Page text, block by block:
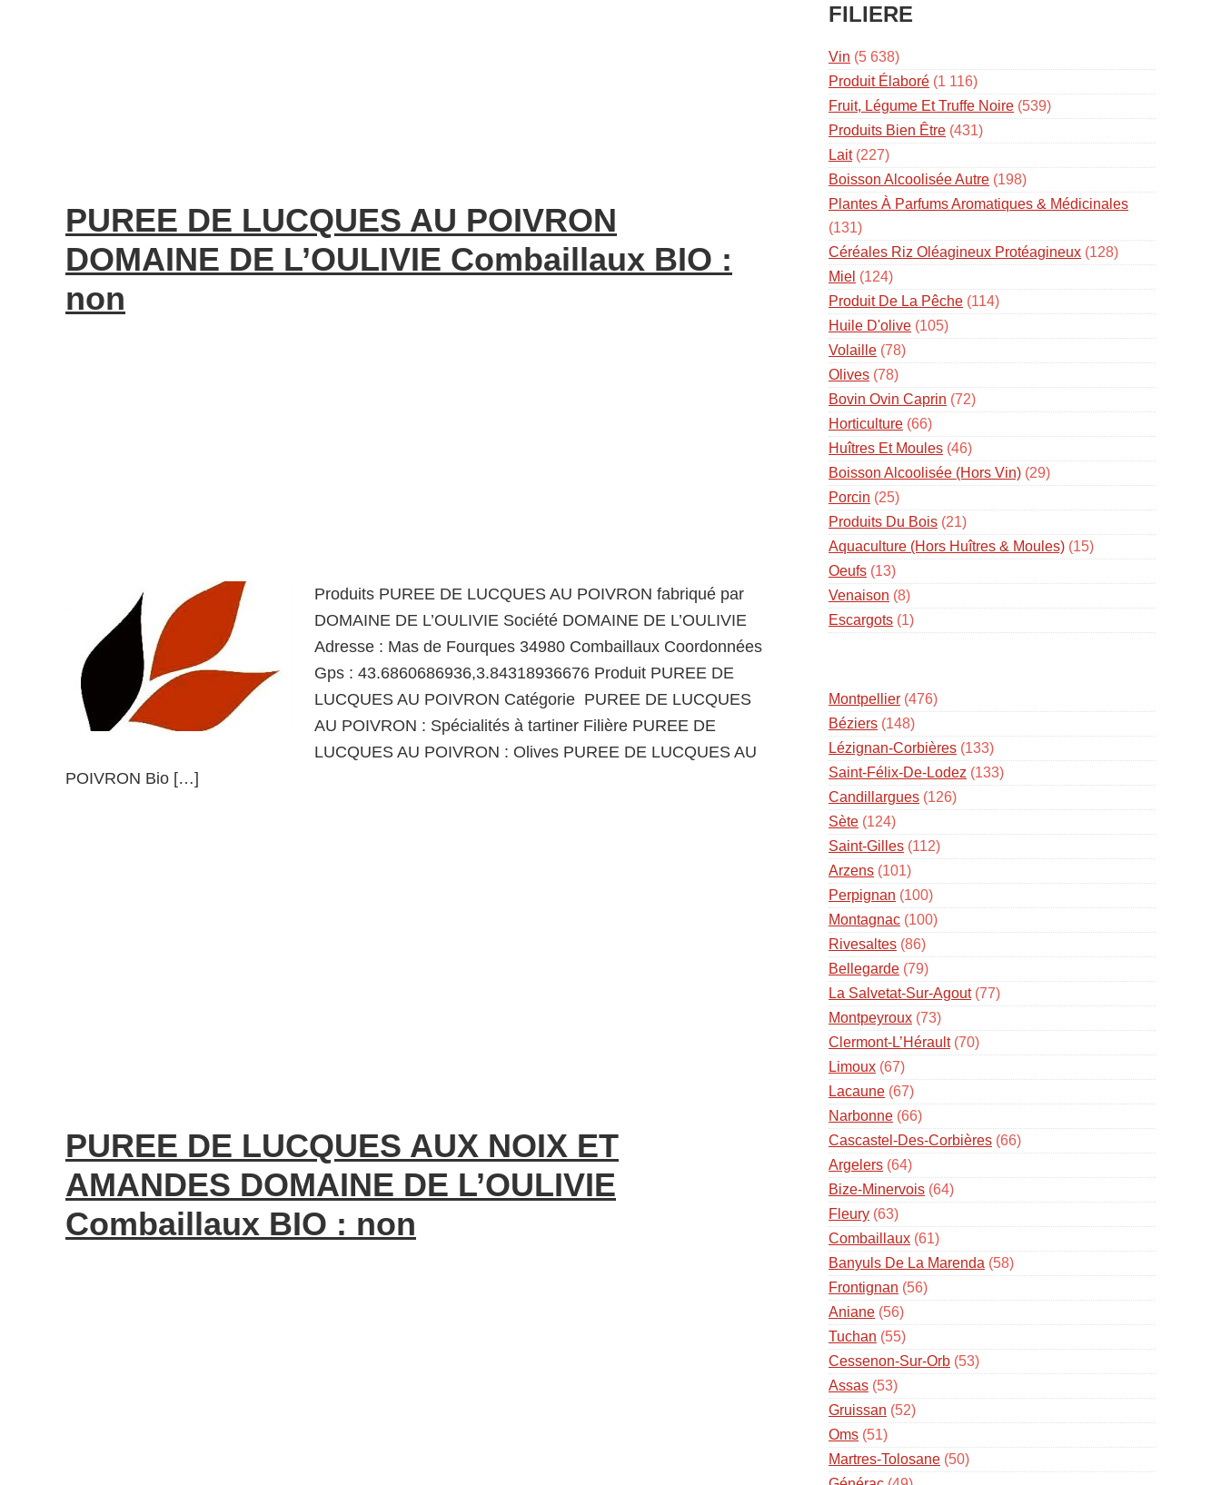
PUREE DE LUCQUES AU POIVRON
DOMAINE DE L’OULIVIE Combaillaux BIO :
non
Produits PUREE DE LUCQUES AU POIVRON fabriqué par
DOMAINE DE L’OULIVIE Société DOMAINE DE L’OULIVIE
Adresse : Mas de Fourques 34980 Combaillaux Coordonnées
Gps : 43.6860686936,3.84318936676 Produit PUREE DE
LUCQUES AU POIVRON Catégorie PUREE DE LUCQUES
AU POIVRON : Spécialités à tartiner Filière PUREE DE
LUCQUES AU POIVRON : Olives PUREE DE LUCQUES AU
POIVRON Bio […]
PUREE DE LUCQUES AUX NOIX ET
AMANDES DOMAINE DE L’OULIVIE
Combaillaux BIO : non
FILIERE
Vin (5 638)
Produit Élaboré (1 116)
Fruit, Légume Et Truffe Noire (539)
Produits Bien Être (431)
Lait(227)
Boisson Alcoolisée Autre (198)
Plantes À Parfums Aromatiques & Médicinales
(131)
Céréales Riz Oléagineux Protéagineux (128)
Miel (124)
Produit De La Pêche (114)
Huile D'olive (105)
Volaille (78)
Olives (78)
Bovin Ovin Caprin (72)
Horticulture (66)
Huîtres Et Moules (46)
Boisson Alcoolisée (hors Vin) (29)
Porcin (25)
Produits Du Bois (21)
Aquaculture (hors Huîtres & Moules) (15)
Oeufs (13)
Venaison (8)
Escargots (1)
Montpellier (476)
Béziers (148)
Lézignan-Corbières (133)
Saint-Félix-De-Lodez (133)
Candillargues (126)
Sète (124)
Saint-Gilles (112)
Arzens (101)
Perpignan (100)
Montagnac (100)
Rivesaltes (86)
Bellegarde (79)
La Salvetat-Sur-Agout(77)
Montpeyroux (73)
Clermont-L’Hérault(70)
Limoux (67)
Lacaune (67)
Narbonne (66)
Cascastel-Des-Corbières (66)
Argelers (64)
Bize-Minervois (64)
Fleury (63)
Combaillaux (61)
Banyuls De La Marenda (58)
Frontignan (56)
Aniane (56)
Tuchan (55)
Cessenon-Sur-Orb (53)
Assas (53)
Gruissan (52)
Oms (51)
Martres-Tolosane (50)